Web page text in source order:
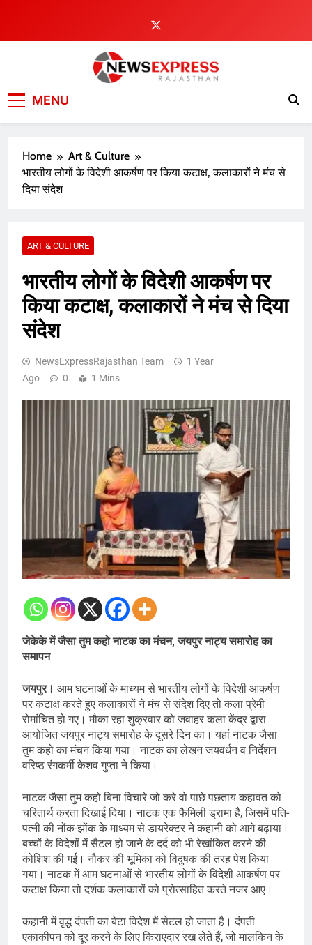
content
MENU
Home
Art & Culture
भारतीय लोगों के विदेशी आकर्षण पर किया कटाक्ष, कलाकारों ने मंच से
दिया संदेश
ART & CULTURE
भारतीय लोगों के विदेशी आकर्षण पर
किया कटाक्ष, कलाकारों ने मंच से दिया
संदेश
NewsExpressRajasthan Team
1 Year
Ago
0 1 Mins
जेकेके में जैसा तुम कहो नाटक का मंचन, जयपुर नाट्य समारोह का
समापन
जयपुर। आम घटनाओं के माध्यम से भारतीय लोगों के विदेशी आकर्षण
पर कटाक्ष करते हुए कलाकारों ने मंच से संदेश दिए तो कला प्रेमी
रोमांचित हो गए। मौका रहा शुक्रवार को जवाहर कला केंद्र द्वारा
आयोजित जयपुर नाट्य समारोह के दूसरे दिन का। यहां नाटक जैसा
तुम कहो का मंचन किया गया। नाटक का लेखन जयवर्धन व निर्देशन
वरिष्ठ रंगकर्मी केशव गुप्ता ने किया।
नाटक जैसा तुम कहो बिना विचारे जो करे वो पाछे पछताय कहावत को
चरितार्थ करता दिखाई दिया। नाटक एक फैमिली ड्रामा है, जिसमें पति-
पत्नी की नोंक-झोंक के माध्यम से डायरेक्टर ने कहानी को आगे बढ़ाया।
बच्चों के विदेशों में सैटल हो जाने के दर्द को भी रेखांकित करने की
कोशिश की गई। नौकर की भूमिका को विदुषक की तरह पेश किया
गया। नाटक में आम घटनाओं से भारतीय लोगों के विदेशी आकर्षण पर
कटाक्ष किया तो दर्शक कलाकारों को प्रोत्साहित करते नजर आए।
कहानी में वृद्ध दंपती का बेटा विदेश में सेटल हो जाता है। दंपती
एकाकीपन को दूर करने के लिए किराएदार रख लेते हैं, जो मालकिन के